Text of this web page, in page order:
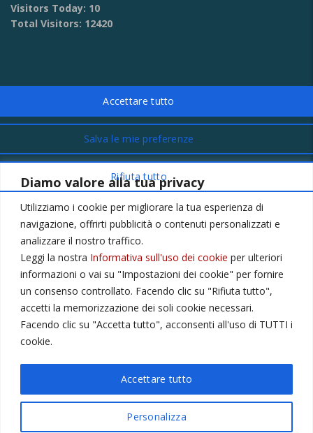
Diamo valore alla tua privacy
Utilizziamo i cookie per migliorare la tua esperienza di
navigazione, offrirti pubblicità o contenuti personalizzati e
analizzare il nostro traffico.
Leggi la nostra Informativa sull'uso dei cookie per ulteriori
informazioni o vai su "Impostazioni dei cookie" per fornire
un consenso controllato. Facendo clic su "Rifiuta tutto",
accetti la memorizzazione dei soli cookie necessari.
Facendo clic su "Accetta tutto", acconsenti all'uso di TUTTI i
cookie.
Personalizza
Accettare tutto
Visitors Today: 10
Total Visitors: 12420
Via Provinciale Montagna Spaccata 228/H Napoli
Raffaele +39 3282694809
r.colamussi@gmail.com
Dal lunedì al venerdì 9:00 13:30 16:00 19:00
Il sabato 9:00 13:30
Privacy Policy Cookie
© 2023 |Portalclub International. All Rights Reserved.